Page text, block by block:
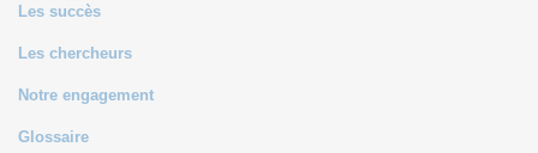
Les succès
Les chercheurs
Notre engagement
Glossaire